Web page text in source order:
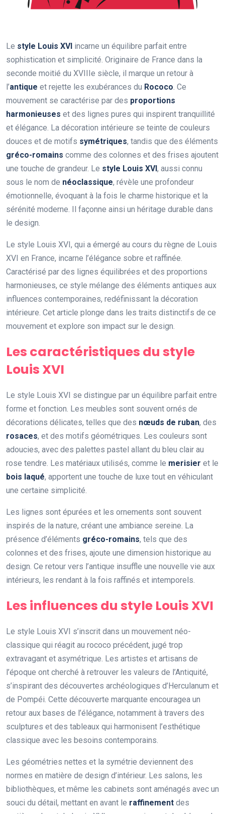
Le style Louis XVI incarne un équilibre parfait entre
sophistication et simplicité. Originaire de France dans la
seconde moitié du XVIIIe siècle, il marque un retour à
l’antique et rejette les exubérances du Rococo. Ce
mouvement se caractérise par des proportions
harmonieuses et des lignes pures qui inspirent tranquillité
et élégance. La décoration intérieure se teinte de couleurs
douces et de motifs symétriques, tandis que des éléments
gréco-romains comme des colonnes et des frises ajoutent
une touche de grandeur. Le style Louis XVI, aussi connu
sous le nom de néoclassique, révèle une profondeur
émotionnelle, évoquant à la fois le charme historique et la
sérénité moderne. Il façonne ainsi un héritage durable dans
le design.
Le style Louis XVI, qui a émergé au cours du règne de Louis
XVI en France, incarne l’élégance sobre et raffinée.
Caractérisé par des lignes équilibrées et des proportions
harmonieuses, ce style mélange des éléments antiques aux
influences contemporaines, redéfinissant la décoration
intérieure. Cet article plonge dans les traits distinctifs de ce
mouvement et explore son impact sur le design.
Les caractéristiques du style
Louis XVI
Le style Louis XVI se distingue par un équilibre parfait entre
forme et fonction. Les meubles sont souvent ornés de
décorations délicates, telles que des nœuds de ruban, des
rosaces, et des motifs géométriques. Les couleurs sont
adoucies, avec des palettes pastel allant du bleu clair au
rose tendre. Les matériaux utilisés, comme le merisier et le
bois laqué, apportent une touche de luxe tout en véhiculant
une certaine simplicité.
Les lignes sont épurées et les ornements sont souvent
inspirés de la nature, créant une ambiance sereine. La
présence d’éléments gréco-romains, tels que des
colonnes et des frises, ajoute une dimension historique au
design. Ce retour vers l’antique insuffle une nouvelle vie aux
intérieurs, les rendant à la fois raffinés et intemporels.
Les influences du style Louis XVI
Le style Louis XVI s’inscrit dans un mouvement néo-
classique qui réagit au rococo précédent, jugé trop
extravagant et asymétrique. Les artistes et artisans de
l’époque ont cherché à retrouver les valeurs de l’Antiquité,
s’inspirant des découvertes archéologiques d’Herculanum et
de Pompéi. Cette découverte marquante encouragea un
retour aux bases de l’élégance, notamment à travers des
sculptures et des tableaux qui harmonisent l’esthétique
classique avec les besoins contemporains.
Les géométries nettes et la symétrie deviennent des
normes en matière de design d’intérieur. Les salons, les
bibliothèques, et même les cabinets sont aménagés avec un
souci du détail, mettant en avant le raffinement des